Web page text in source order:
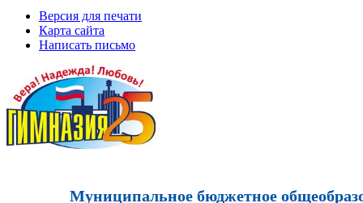
Версия для печати
Карта сайта
Написать письмо
Муниципальное бюджетное